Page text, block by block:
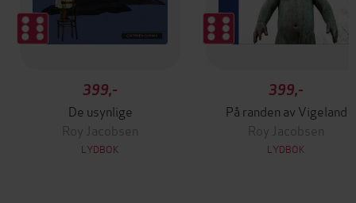
399,-
De usynlige
Roy Jacobsen
LYDBOK
399,-
På randen av Vigeland
Roy Jacobsen
LYDBOK